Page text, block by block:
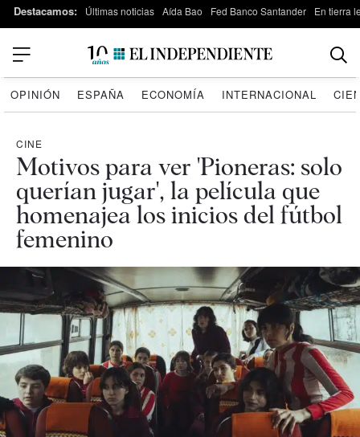
Destacamos: Últimas noticias Aída Bao Fed Banco Santander En tierra
OPINIÓN ESPAÑA ECONOMÍA INTERNACIONAL
CINE
Motivos para ver 'Pioneras: solo
querían jugar', la película que
homenajea los inicios del fútbol
femenino